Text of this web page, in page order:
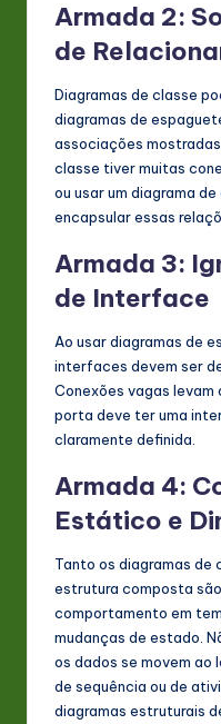
Armada 2:
de
Diagramas de classe
diagramas de
associações mostradas
classe tiver muitas
ou usar um diagrama
encapsular essas
Armada 3:
de Interface
Ao usar diagramas de
interfaces devem ser
Conexões vagas levam
porta deve ter uma
claramente definida.
Armada 4:
Estático e
Tanto os diagramas de
estrutura composta
comportamento em
mudanças de estado.
os dados se movem ao
de sequência ou de
diagramas estruturais